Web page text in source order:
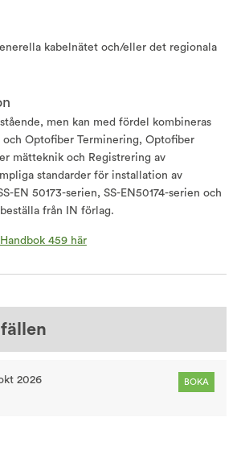
kabelnätet och/eller det regionala
men kan med fördel kombineras
och Optofiber Terminering, Optofiber
mätteknik och Registrering av
standarder för installation av
EN 50173-serien, SS-EN50174-serien och
från IN förlag.
459 här
BOKA
2026